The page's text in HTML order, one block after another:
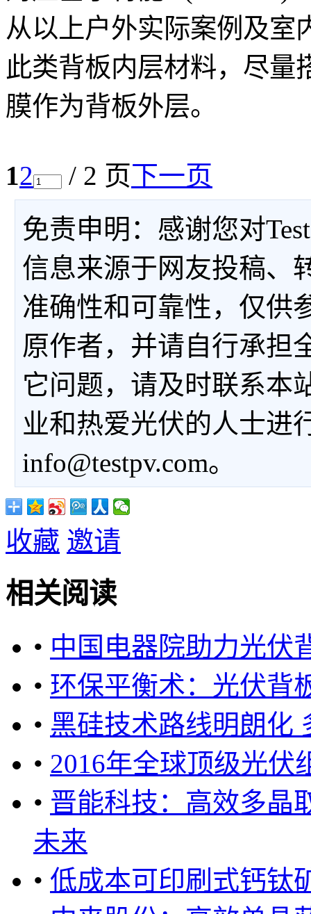
从以上户外实际案例及室
此类背板内层材料，尽量
膜作为背板外层。
12 / 2 页下一页
免责申明：感谢您对
信息来源于网友投稿、
准确性和可靠性，仅供
原作者，并请自行承担
它问题，请及时联系本
业和热爱光伏的人士进
info@testpv.com。
收藏 邀请
相关阅读
• 中国电器院助力光伏
• 环保平衡术：光伏背
• 黑硅技术路线明朗化
• 2016年全球顶级光伏
• 晋能科技：高效多晶
未来
• 低成本可印刷式钙钛